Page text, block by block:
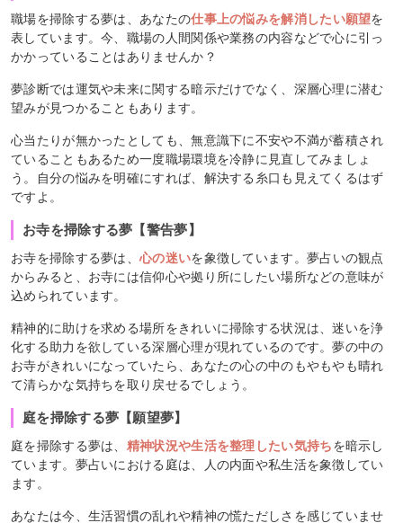
職場を掃除する夢は、あなたの仕事上の悩みを解消したい願望を
表しています。今、職場の人間関係や業務の内容などで心に引っ
かかっていることはありませんか？
夢診断では運気や未来に関する暗示だけでなく、深層心理に潜む
望みが見つかることもあります。
心当たりが無かったとしても、無意識下に不安や不満が蓄積され
ていることもあるため一度職場環境を冷静に見直してみましょ
う。自分の悩みを明確にすれば、解決する糸口も見えてくるはず
ですよ。
お寺を掃除する夢【警告夢】
お寺を掃除する夢は、 心の迷いを象徴しています。夢占いの観点
からみると、お寺には信仰心や拠り所にしたい場所などの意味が
込められています。
精神的に助けを求める場所をきれいに掃除する状況は、迷いを浄
化する助力を欲している深層心理が現れているのです。夢の中の
お寺がきれいになっていたら、あなたの心の中のもやもやも晴れ
て清らかな気持ちを取り戻せるでしょう。
庭を掃除する夢【願望夢】
庭を掃除する夢は、 精神状況や生活を整理したい気持ちを暗示し
ています。夢占いにおける庭は、人の内面や私生活を象徴してい
ます。
あなたは今、生活習慣の乱れや精神の慌ただしさを感じていませ